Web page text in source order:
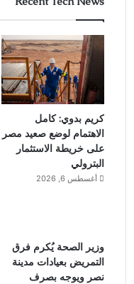
كريم بدوي: كامل
الاهتمام لوضع صعيد مصر
على خريطة الاستثمار
البترولي
أغسطس 6, 2026
وزير الصحة يُكرم فرق
التمريض بعيادات مدينة
نصر ويوجه بصرف